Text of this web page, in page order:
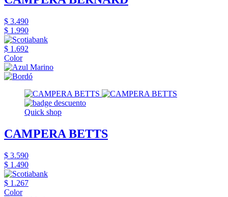
$ 3.490
$ 1.990
$ 1.692
Color
Quick shop
CAMPERA BETTS
$ 3.590
$ 1.490
$ 1.267
Color